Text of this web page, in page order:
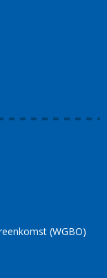
(WGBO)